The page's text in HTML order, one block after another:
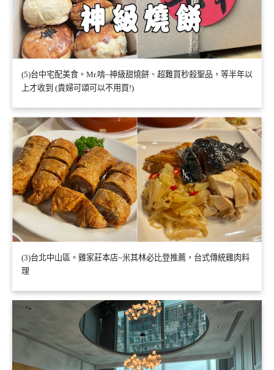
(5)台中宅配美食。Mr.啃~神級甜燒餅、超難買秒殺聖品，等半年以
上才收到 (貴婦可頌可以不用買!)
(3)台北中山區。雞家莊本店~米其林必比登推薦，台式傳統雞肉料
理